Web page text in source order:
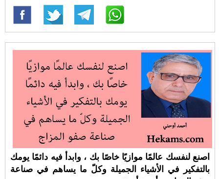
اصنع لنفسك عالمًا موازيًا خاصًا بك ، وابدأ فيه دائمًا يومك
بالتفكير في الأشياء الجميلة وكلّ ما يساهم في صناعة